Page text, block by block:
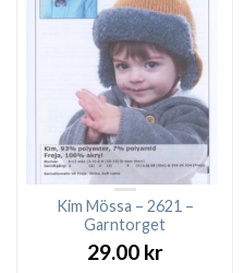
Kim Mössa – 2621 –
Garntorget
29.00 kr